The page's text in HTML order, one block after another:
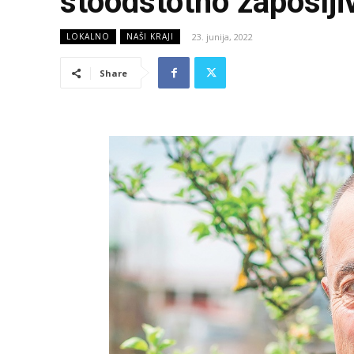
LOKALNO NAŠI KRAJI 23. junija, 2022
Share